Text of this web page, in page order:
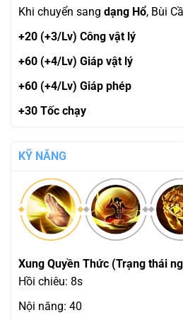
Khi chuyển sang dạng Hổ, Bùi
+20 (+3/Lv) Công vật lý
+60 (+4/Lv) Giáp vật lý
+60 (+4/Lv) Giáp phép
+30 Tốc chạy
KỸ NĂNG
Xung Quyền Thức (Trạng thái
Hồi chiêu: 8s
Nội năng: 40